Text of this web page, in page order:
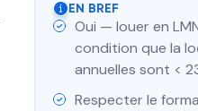
EN BREF
Oui — louer en
condition que la
annuelles sont <
Respecter le